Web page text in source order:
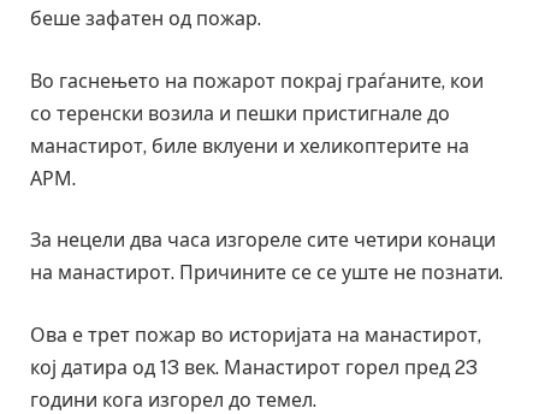
беше зафатен од пожар.
Во гаснењето на пожарот покраj граѓаните, кои
со теренски возила и пешки пристигнале до
манастирот, биле вклуени и хеликоптерите на
АРМ.
За нецели два часа изгореле сите четири конаци
на манастирот. Причините се се уште не познати.
Ова е трет пожар во историјата на манастирот,
кој датира од 13 век. Манастирот горел пред 23
години кога изгорел до темел.